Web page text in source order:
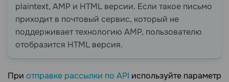
plaintext, AMP и HTML версии. Если такое письмо
приходит в почтовый сервис, который не
поддерживает технологию AMP, пользователю
отобразится HTML версия.
При отправке рассылки по API используйте параметр